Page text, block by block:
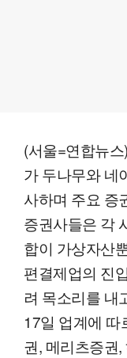
(서울=연합뉴
가 두나무와 네
사하며 주요 증
증권사들은 각
합이 가상자산
편결제업의 진
려 목소리를 내
17일 업계에
권, 메리츠증권